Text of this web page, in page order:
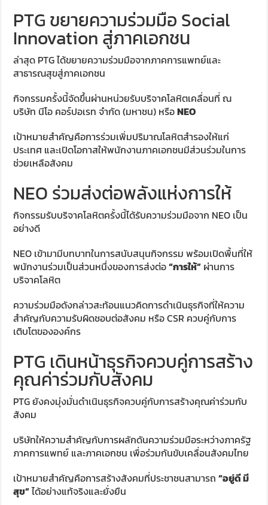
PTG ขยายความร่วมมือ Social
Innovation สู่ภาคเอกชน
ล่าสุด PTG ได้ขยายความร่วมมือจากภาคการแพทย์และ
สาธารณสุขสู่ภาคเอกชน
กิจกรรมครั้งนี้จัดขึ้นผ่านหน่วยรับบริจาคโลหิตเคลื่อนที่ ณ
บริษัท นีโอ คอร์ปอเรท จำกัด (มหาชน) หรือNEO
เป้าหมายสำคัญคือการร่วมเพิ่มปริมาณโลหิตสำรองให้แก่
ประเทศ และเปิดโอกาสให้พนักงานภาคเอกชนมีส่วนร่วมในการ
ช่วยเหลือสังคม
NEO ร่วมส่งต่อพลังแห่งการให้
กิจกรรมรับบริจาคโลหิตครั้งนี้ได้รับความร่วมมือจาก NEO เป็น
อย่างดี
NEO เข้ามามีบทบาทในการสนับสนุนกิจกรรม พร้อมเปิดพื้นที่ให้
พนักงานร่วมเป็นส่วนหนึ่งของการส่งต่อ“การให้” ผ่านการ
บริจาคโลหิต
ความร่วมมือดังกล่าวสะท้อนแนวคิดการดำเนินธุรกิจที่ให้ความ
สำคัญกับความรับผิดชอบต่อสังคม หรือ CSR ควบคู่กับการ
เติบโตขององค์กร
PTG เดินหน้าธุรกิจควบคู่การสร้าง
คุณค่าร่วมกับสังคม
PTG ยังคงมุ่งมั่นดำเนินธุรกิจควบคู่กับการสร้างคุณค่าร่วมกับ
สังคม
บริษัทให้ความสำคัญกับการผลักดันความร่วมมือระหว่างภาครัฐ
ภาคการแพทย์ และภาคเอกชน เพื่อร่วมกันขับเคลื่อนสังคมไทย
เป้าหมายสำคัญคือการสร้างสังคมที่ประชาชนสามารถ“อยู่ดี มี
สุข”ได้อย่างแท้จริงและยั่งยืน